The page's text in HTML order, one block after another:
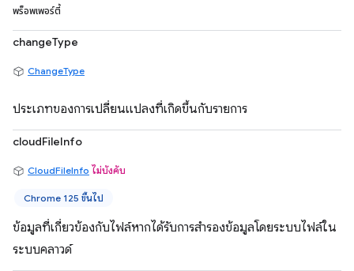
พร็อพเพอร์ตี้
changeType
ChangeType
ประเภทของการเปลี่ยนแปลงที่เกิดขึ้นกับรายการ
cloudFileInfo
CloudFileInfo ไม่บังคับ
Chrome 125 ขึ้นไป
ข้อมูลที่เกี่ยวข้องกับไฟล์หากได้รับการสำรองข้อมูลโดยระบบไฟล์ใน
ระบบคลาวด์